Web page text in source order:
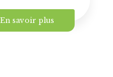
En savoir plus